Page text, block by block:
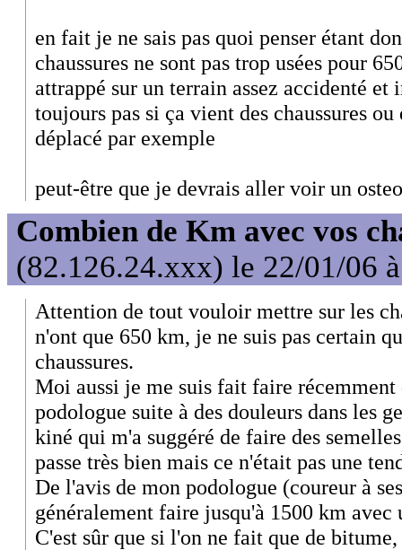
en fait je ne sais pas quoi penser étant
chaussures ne sont pas trop usées pour
attrappé sur un terrain assez accidenté et
toujours pas si ça vient des chaussures
déplacé par exemple
peut-être que je devrais aller voir un
Combien de Km avec vos
(82.126.24.xxx) le 22/01/06
Attention de tout vouloir mettre sur les
n'ont que 650 km, je ne suis pas certain
chaussures.
Moi aussi je me suis fait faire récemment
podologue suite à des douleurs dans les
kiné qui m'a suggéré de faire des
passe très bien mais ce n'était pas une
De l'avis de mon podologue (coureur à
généralement faire jusqu'à 1500 km avec
C'est sûr que si l'on ne fait que de